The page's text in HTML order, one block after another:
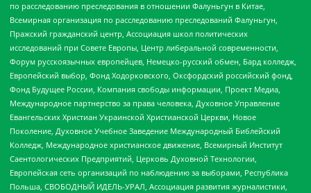
по расследованию преследования в отношении Фалуньгун в Китае,
Всемирная организация по расследованию преследований Фалуньгун,
Пражский гражданский центр, Ассоциация школ политических
исследований при Совете Европы, Центр либеральной современности,
Форум русскоязычных европейцев, Немецко-русский обмен, Бард колледж,
Европейский выбор, Фонд Ходорковского, Оксфордский российский фонд,
Фонд Будущее России, Компания свободы информации, Проект Медиа,
Международное партнерство за права человека, Духовное Управление
Евангельских Христиан Украинской Христианской Церкви, Новое
Поколение, Духовное Учебное Заведение Международный Библейский
Колледж, Международное христианское движение, Всемирный Институт
Саентологических Предприятий, Церковь Духовной Технологии,
Европейская сеть организаций по наблюдению за выборами, Республика
Польша, СВОБОДНЫЙ ИДЕЛЬ-УРАЛ, Ассоциация развития журналистики,